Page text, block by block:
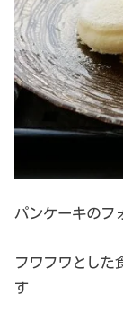
パンケーキのフ
フワフワとした
す